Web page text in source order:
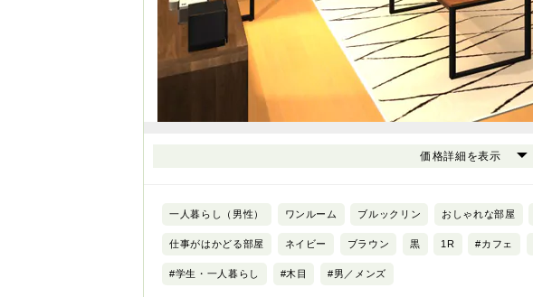
価格詳細を表示
一人暮らし（男性） ワンルーム ブルックリン おしゃれな部屋
仕事がはかどる部屋 ネイビー ブラウン 黒 1R #カフェ
#学生・一人暮らし #木目 #男／メンズ